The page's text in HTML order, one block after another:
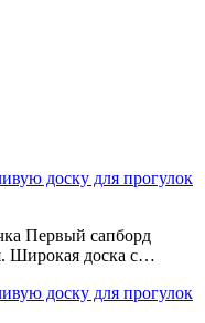
доску для прогулок
Первый сапборд
Широкая доска с…
доску для прогулок